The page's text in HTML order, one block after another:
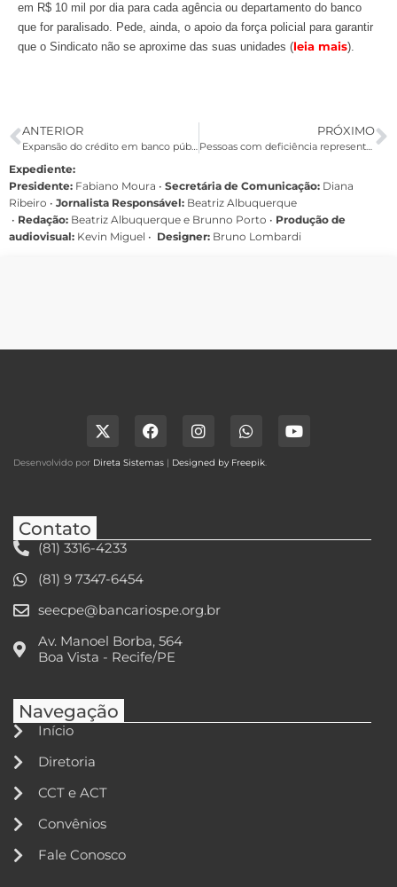
em R$ 10 mil por dia para cada agência ou departamento do banco
que for paralisado. Pede, ainda, o apoio da força policial para garantir
que o Sindicato não se aproxime das suas unidades (leia mais).
ANTERIOR PRÓXIMO
Pessoas com deficiência representam 24% da população brasileira, mostra censo
Expediente:
Presidente: Fabiano Moura • Secretária de Comunicação: Diana
Ribeiro • Jornalista Responsável: Beatriz Albuquerque
• Redação: Beatriz Albuquerque e Brunno Porto • Produção de
audiovisual: Kevin Miguel • Designer: Bruno Lombardi
Desenvolvido por Direta Sistemas | Designed by Freepik.
Contato
(81) 3316-4233
(81) 9 7347-6454
seecpe@bancariospe.org.br
Av. Manoel Borba, 564
Boa Vista - Recife/PE
Navegação
Início
Diretoria
CCT e ACT
Convênios
Fale Conosco